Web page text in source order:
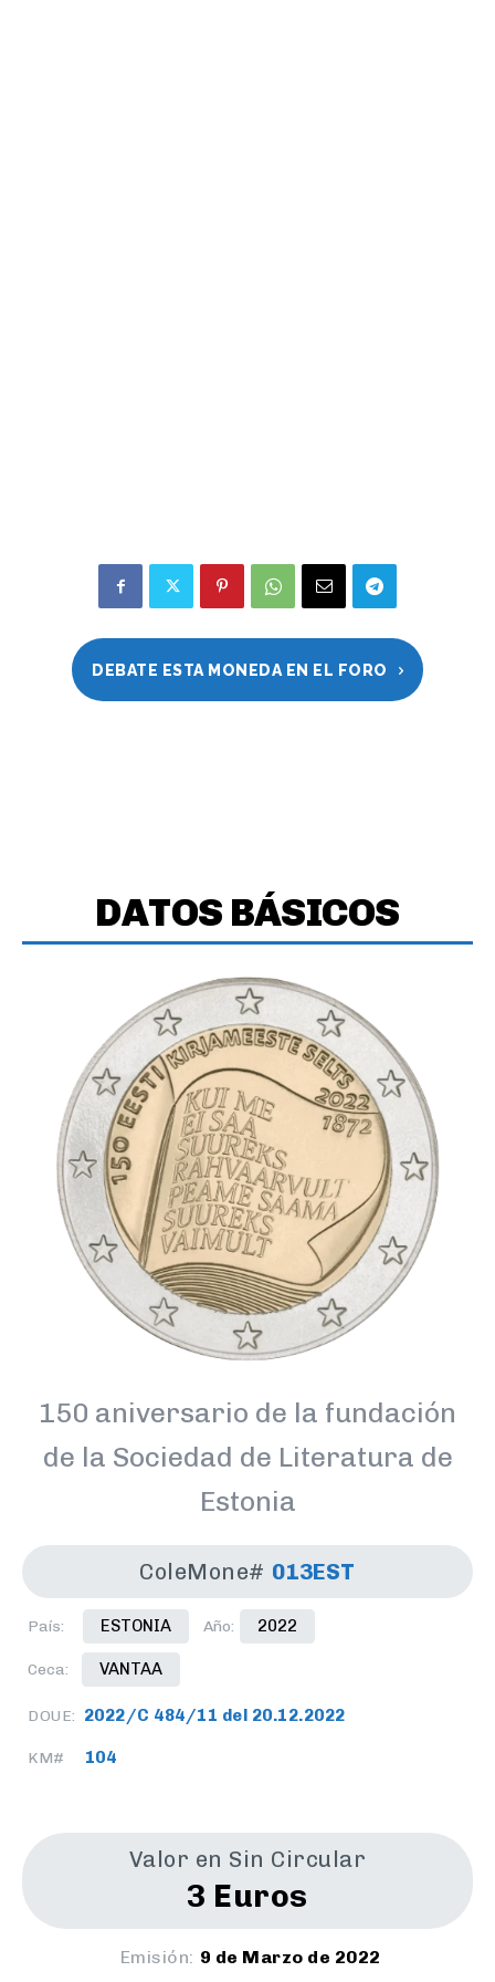
DEBATE ESTA MONEDA EN EL FORO
DATOS BÁSICOS
150 aniversario de la fundación
de la Sociedad de Literatura de
Estonia
ColeMone# 013EST
País: ESTONIA Año: 2022
Ceca: VANTAA
DOUE: 2022/C 484/11 del 20.12.2022
KM# 104
Valor en Sin Circular
3 Euros
Emisión: 9 de Marzo de 2022